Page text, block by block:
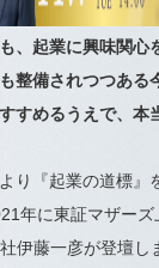
、起業に興味関心
整備されつつある
すめるうえで、本
り『起業の道標』
年に東証マザーズ
伊藤一彦が登壇し